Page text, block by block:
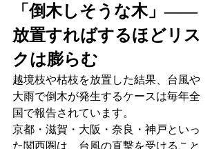
「倒木しそうな木」——
放置すればするほどリス
クは膨らむ
越境枝や枯枝を放置した結果、台風や
大雨で倒木が発生するケースは毎年全
国で報告されています。
京都・滋賀・大阪・奈良・神戸といっ
た関西圏は、台風の直撃を受けること